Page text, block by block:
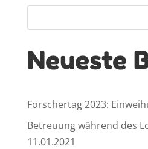
Neueste
Forschertag 2023:
Betreuung während des
11.01.2021